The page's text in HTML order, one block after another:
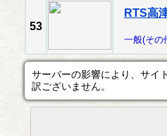
53
RTS高
一般(その
サーバーの影響により、サイ
訳ございません。